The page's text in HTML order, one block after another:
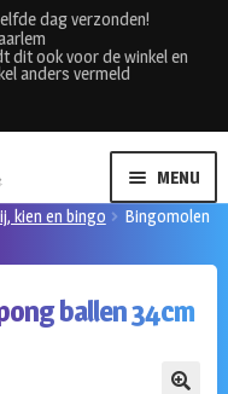
dag verzonden!
dit ook voor de winkel en
anders vermeld
MENU
kien en bingo
Bingomolen
ballen 34cm